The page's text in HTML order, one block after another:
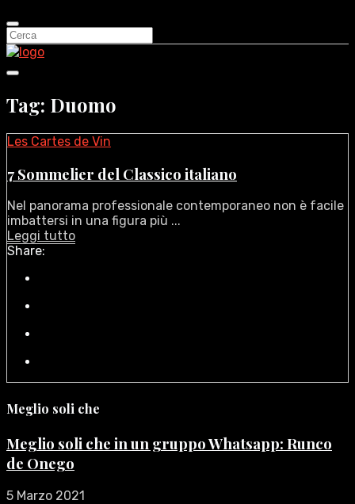
Tag: Duomo
Les Cartes de Vin
7 Sommelier del Classico italiano
Nel panorama professionale contemporaneo non è facile
imbattersi in una figura più ...
Leggi tutto
Share:
Meglio soli che
Meglio soli che in un gruppo Whatsapp: Runco
de Onego
5 Marzo 2021